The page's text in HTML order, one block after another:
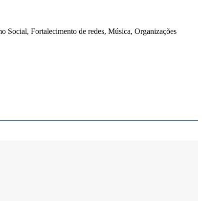
Social, Fortalecimento de redes, Música, Organizações